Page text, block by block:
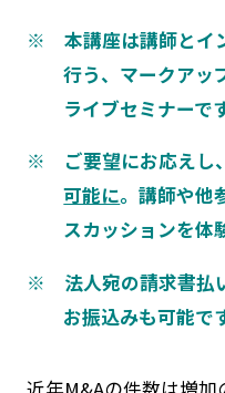
※ 本講座は講師とイ
行う、マークアッ
ライブセミナーです
※ ご要望にお応えし、
可能に。講師や他
スカッションを体
※ 法人宛の請求書払
お振込みも可能で